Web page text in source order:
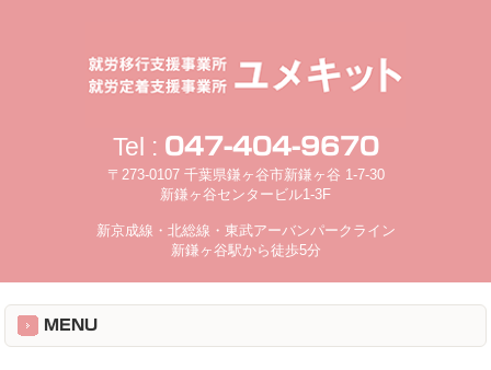
Tel : 047-404-9670
〒273-0107 千葉県鎌ヶ谷市新鎌ヶ谷 1-7-30
新鎌ヶ谷センタービル1-3F
新京成線・北総線・東武アーバンパークライン
新鎌ヶ谷駅から徒歩5分
MENU